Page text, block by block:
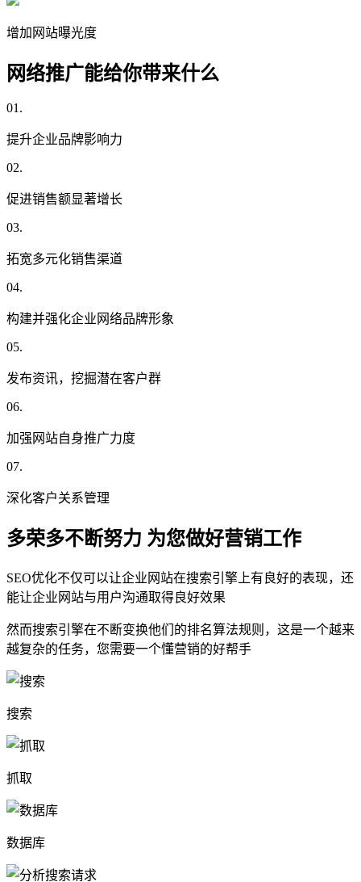
增加网站曝光度
网络推广能给你带来什么
01.
提升企业品牌影响力
02.
促进销售额显著增长
03.
拓宽多元化销售渠道
04.
构建并强化企业网络品牌形象
05.
发布资讯，挖掘潜在客户群
06.
加强网站自身推广力度
07.
深化客户关系管理
多荣多不断努力 为您做好营销工作
SEO优化不仅可以让企业网站在搜索引擎上有良好的表现，还
能让企业网站与用户沟通取得良好效果
然而搜索引擎在不断变换他们的排名算法规则，这是一个越来
越复杂的任务，您需要一个懂营销的好帮手
搜索
抓取
数据库